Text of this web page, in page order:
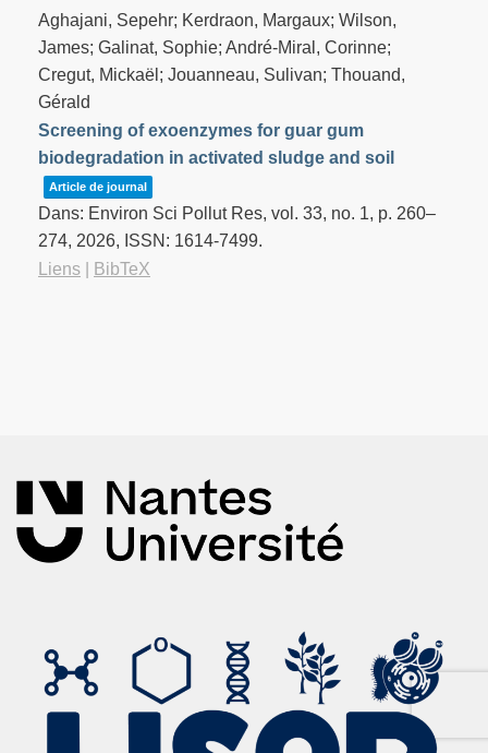
Aghajani, Sepehr; Kerdraon, Margaux; Wilson,
James; Galinat, Sophie; André-Miral, Corinne;
Cregut, Mickaël; Jouanneau, Sulivan; Thouand,
Gérald
Screening of exoenzymes for guar gum
biodegradation in activated sludge and soil
Article de journal
Dans: Environ Sci Pollut Res, vol. 33, no. 1, p. 260–
274, 2026, ISSN: 1614-7499.
Liens
BibTeX